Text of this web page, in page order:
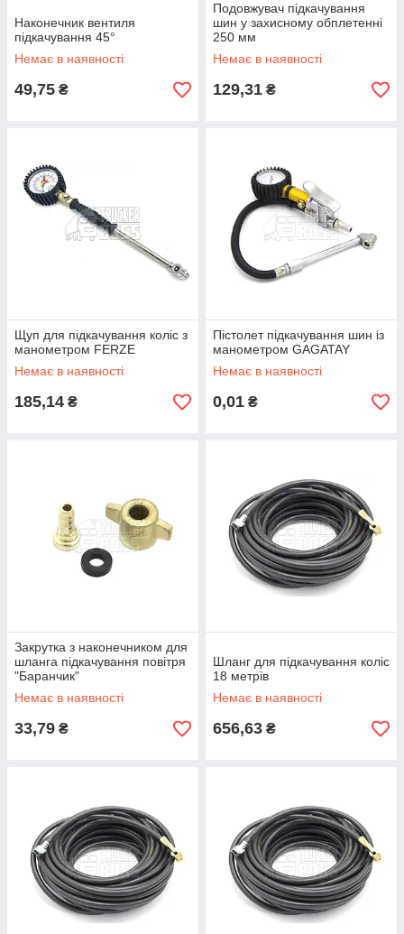
Наконечник вентиля
підкачування 45°
Немає в наявності
49,75 ₴
Подовжувач підкачування
шин у захисному обплетенні
250 мм
Немає в наявності
129,31 ₴
Щуп для підкачування коліс з
манометром FERZE
Немає в наявності
185,14 ₴
Пістолет підкачування шин із
манометром GAGATAY
Немає в наявності
0,01 ₴
Закрутка з наконечником для
шланга підкачування повітря
"Баранчик"
Немає в наявності
33,79 ₴
Шланг для підкачування коліс
18 метрів
Немає в наявності
656,63 ₴